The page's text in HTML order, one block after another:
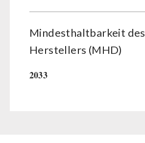
Mindesthaltbarkeit des
Herstellers (MHD)
2033